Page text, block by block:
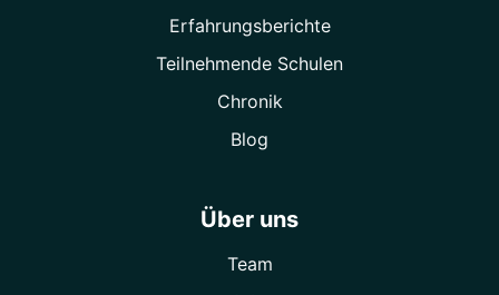
Erfahrungsberichte
Teilnehmende Schulen
Chronik
Blog
Über uns
Team